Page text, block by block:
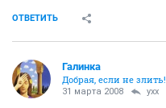
ОТВЕТИТЬ
Галинка
Добрая, если не злить!
31 марта 2008 yxx